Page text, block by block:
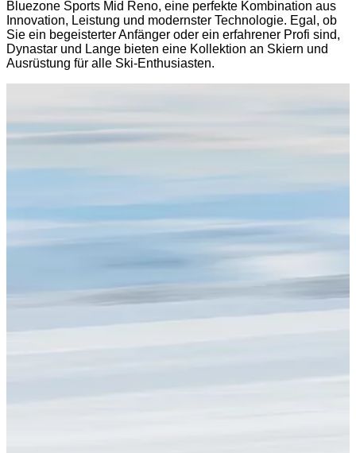
Bluezone Sports Mid Reno, eine perfekte Kombination aus
Innovation, Leistung und modernster Technologie. Egal, ob
Sie ein begeisterter Anfänger oder ein erfahrener Profi sind,
Dynastar und Lange bieten eine Kollektion an Skiern und
Ausrüstung für alle Ski-Enthusiasten.